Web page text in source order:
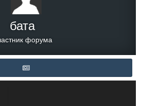
бата
форума